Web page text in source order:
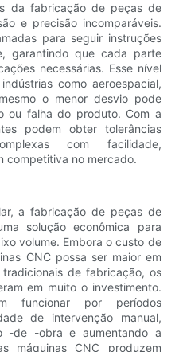
da fabricação de peças de
e precisão incomparáveis.
para seguir instruções
garantindo que cada parte
necessárias. Esse nível
como aeroespacial,
o menor desvio pode
ou falha do produto. Com a
podem obter tolerâncias
com facilidade,
competitiva no mercado.
a fabricação de peças de
solução econômica para
volume. Embora o custo de
CNC possa ser maior em
de fabricação, os
em muito o investimento.
funcionar por períodos
de intervenção manual,
-de -obra e aumentando a
máquinas CNC produzem